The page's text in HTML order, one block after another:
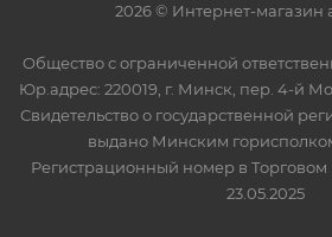
2026 © Интернет-магазин
Общество с ограниченной
Юр.адрес: 220019, г. Минск, пер. 4-й
Свидетельство о государственной
выдано Минским
Регистрационный номер в Торговом
23.05.2025